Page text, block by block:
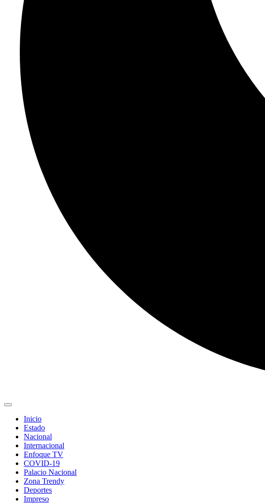
Inicio
Estado
Nacional
Internacional
Enfoque TV
COVID-19
Palacio Nacional
Zona Trendy
Deportes
Impreso